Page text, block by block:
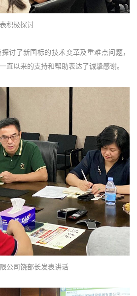
积极探讨
讨了新国标的技术变革及重难点问题，
直以来的支持和帮助表达了诚挚感谢。
公司饶部长发表讲话